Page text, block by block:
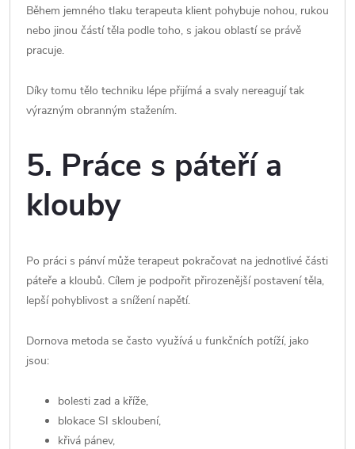
Během jemného tlaku terapeuta klient pohybuje nohou, rukou
nebo jinou částí těla podle toho, s jakou oblastí se právě
pracuje.
Díky tomu tělo techniku lépe přijímá a svaly nereagují tak
výrazným obranným stažením.
5. Práce s páteří a
klouby
Po práci s pánví může terapeut pokračovat na jednotlivé části
páteře a kloubů. Cílem je podpořit přirozenější postavení těla,
lepší pohyblivost a snížení napětí.
Dornova metoda se často využívá u funkčních potíží, jako
jsou:
bolesti zad a kříže,
blokace SI skloubení,
křivá pánev,